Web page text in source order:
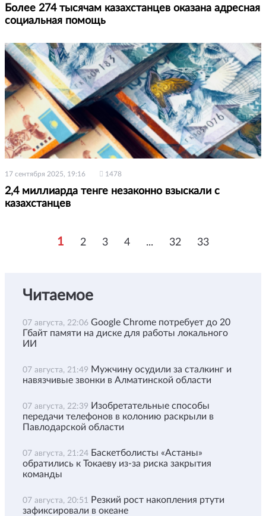
Более 274 тысячам казахстанцев оказана адресная
социальная помощь
17 сентября 2025, 19:16 1478
2,4 миллиарда тенге незаконно взыскали с
казахстанцев
1 2 3 4 ... 32 33
Читаемое
07 августа, 22:06 Google Chrome потребует до 20
Гбайт памяти на диске для работы локального
ИИ
07 августа, 21:49 Мужчину осудили за сталкинг и
навязчивые звонки в Алматинской области
07 августа, 22:39 Изобретательные способы
передачи телефонов в колонию раскрыли в
Павлодарской области
07 августа, 21:24 Баскетболисты «Астаны»
обратились к Токаеву из-за риска закрытия
команды
07 августа, 20:51
Резкий рост накопления ртути
зафиксировали в океане